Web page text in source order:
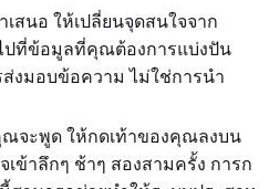
เสนอ ให้เปลี่ยนจุดสนใจจาก
ปที่ข้อมูลที่คุณต้องการแบ่งปัน
งมอบข้อความ ไม่ใช่การนำ
จะพูด ให้กดเท้าของคุณลงบน
ข้าลึกๆ ช้าๆ สองสามครั้ง การก